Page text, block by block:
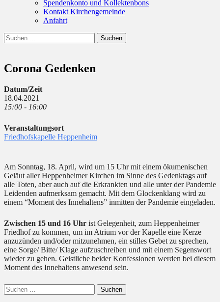
Spendenkonto und Kollektenbons
Kontakt Kirchengemeinde
Anfahrt
Suchen
Suchen
nach:
Corona Gedenken
Datum/Zeit
18.04.2021
15:00 - 16:00
Veranstaltungsort
Friedhofskapelle Heppenheim
Am Sonntag, 18. April, wird um 15 Uhr mit einem ökumenischen
Geläut aller Heppenheimer Kirchen im Sinne des Gedenktags auf
alle Toten, aber auch auf die Erkrankten und alle unter der Pandemie
Leidenden aufmerksam gemacht. Mit dem Glockenklang wird zu
einem “Moment des Innehaltens” inmitten der Pandemie eingeladen.
Zwischen 15 und 16 Uhr ist Gelegenheit, zum Heppenheimer
Friedhof zu kommen, um im Atrium vor der Kapelle eine Kerze
anzuzünden und/oder mitzunehmen, ein stilles Gebet zu sprechen,
eine Sorge/ Bitte/ Klage aufzuschreiben und mit einem Segenswort
wieder zu gehen. Geistliche beider Konfessionen werden bei diesem
Moment des Innehaltens anwesend sein.
Suchen
nach: